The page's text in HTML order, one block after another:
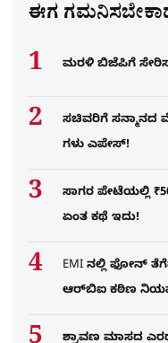
ಈಗ
ಮರಳಿ ಬಿಜೆಪಿಗೆ
ಸಚಿವರಿಗೆ ಸನ್ಮಾನದ
ಗಳು ಎಪೇಸ್!
ಸಾಗರ ಪೇಟೆಯಲ್ಲಿ
ಏಂತ ಕಥೆ ಇದು!
EMI ನಲ್ಲಿ ಫೋನ್​
ಆರ್‌ಬಿಐ ಕಠಿಣ
ಶ್ರಾವಣ ಮಾಸದ